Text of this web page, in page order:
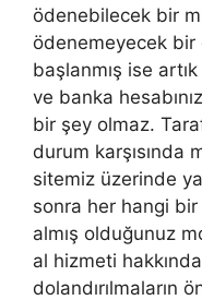
ödenebilecek bir
ödenemeyecek bir
başlanmış ise
ve banka
bir şey olmaz.
durum karşısında
sitemiz üzerinde
sonra her hangi
almış olduğunuz
al hizmeti
dolandırılmaların